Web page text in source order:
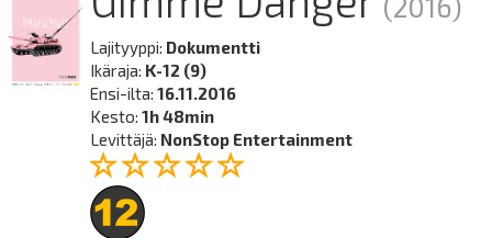
(2016)
Lajityyppi: Dokumentti
Ikäraja: K-12 (9)
Ensi-ilta:16.11.2016
Kesto:1h 48min
Levittäjä: NonStop Entertainment